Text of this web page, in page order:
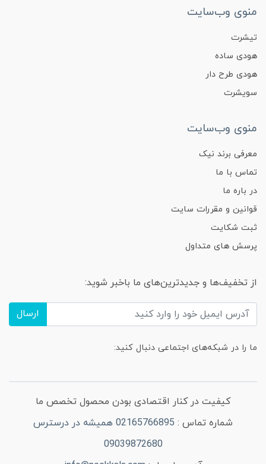
منوی وب‌سایت
تیشرت
هودی ساده
هودی طرح دار
سویشرت
منوی وب‌سایت
معرفی برند نیک
تماس با ما
در باره ما
قوانین و مقررات سایت
ثبت شکایت
پرسش های متداول
از تخفیف‌ها و جدیدترین‌های ما باخبر شوید:
ارسال
ما را در شبکه‌های اجتماعی دنبال کنید:
کیفیت در کنار اقتصادی بودن محصول تخصص ما
شماره تماس :
02165766895 همیشه در درسترس
09039872680